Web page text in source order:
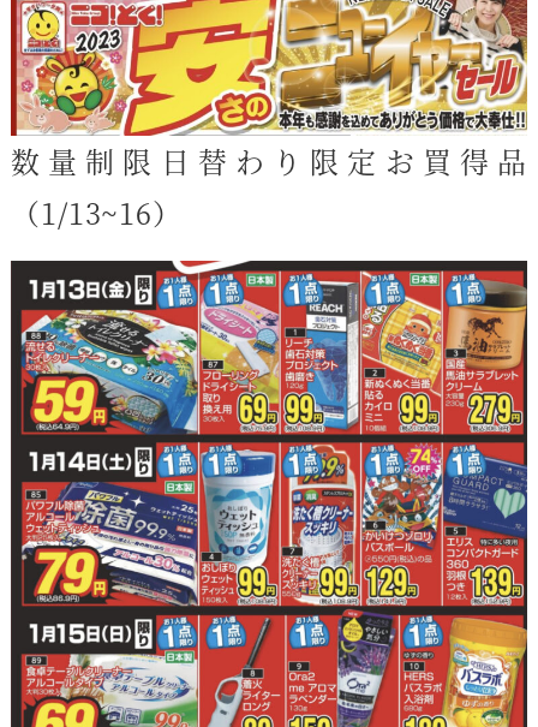
数量制限日替わり限定お買得品
（1/13~16）